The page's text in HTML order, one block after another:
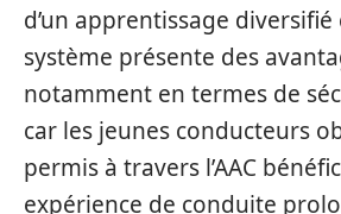
d’un apprentissage diversifié
système présente des
notamment en termes de
car les jeunes conducteurs
permis à travers l’AAC
expérience de conduite